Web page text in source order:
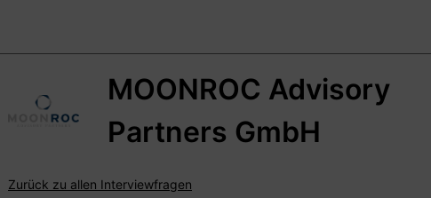
MOONROC Advisory
Partners GmbH
Zurück zu allen Interviewfragen